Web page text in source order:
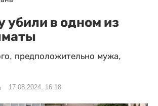
в одном из
предположительно мужа,
17.08.2024, 16:18